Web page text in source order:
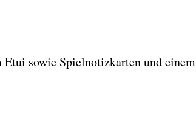
Etui sowie Spielnotizkarten und einem